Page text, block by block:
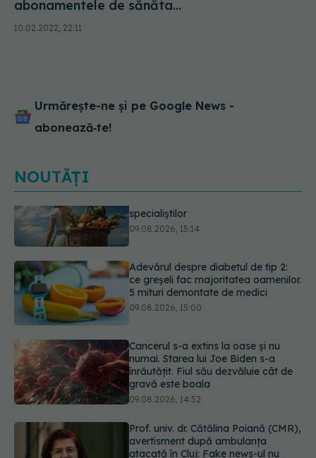
abonamentele de sănătate
degrevează spitalele
publice și ambulatoriile
10.02.2022, 22:11
Urmărește-ne și pe Google News -
abonează‑te!
NOUTĂȚI
Adevărul despre diabetul de tip 2:
09.08.2026, 15:00
Cancerul s-a extins la oase și nu
gravă este boala
09.08.2026, 14:52
Prof. univ. dr. Cătălina Poiană (CMR),
avertisment după ambulanța
este inofensiv
09.08.2026, 14:05